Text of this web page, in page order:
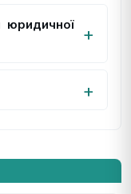
юридичної